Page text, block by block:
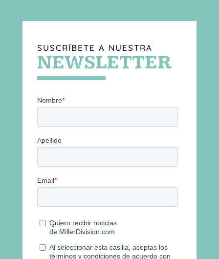
SUSCRÍBETE A NUESTRA
NEWSLETTER